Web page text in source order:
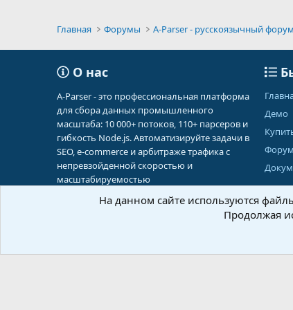
Главная Форумы A-Parser - русскоязычный форум
О нас
A-Parser - это профессиональная платформа
для сбора данных промышленного
масштаба: 10 000+ потоков, 110+ парсеров и
гибкость Node.js. Автоматизируйте задачи в
SEO, e-commerce и арбитраже трафика с
непревзойденной скоростью и
масштабируемостью
Демо
Форум
На данном сайте используются
Продолжая